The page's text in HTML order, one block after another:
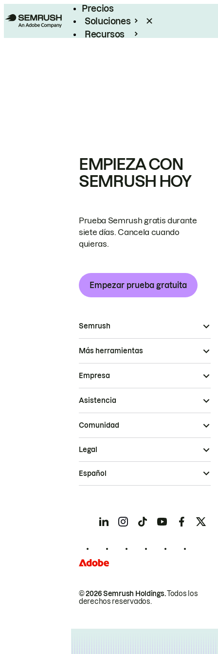
Precios
Soluciones
Recursos
EMPIEZA CON
SEMRUSH HOY
Prueba Semrush gratis durante
siete días. Cancela cuando
quieras.
Empezar prueba gratuita
Semrush
Más herramientas
Empresa
Asistencia
Comunidad
© 2026 Semrush Holdings.Todos los
derechos reservados.
Legal
Español